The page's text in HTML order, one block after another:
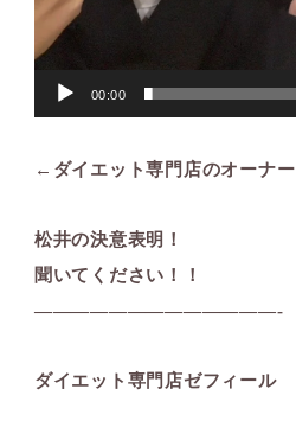
00:00
←ダイエット専門店のオーナー
松井の決意表明！
聞いてください！！
—————————————-
ダイエット専門店ゼフィール